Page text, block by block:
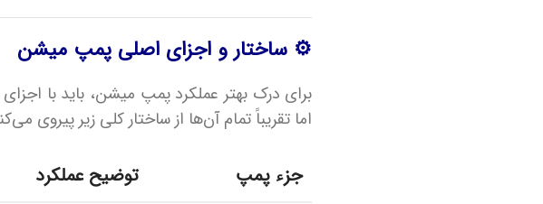
⚙️ ساختار و اجزای اصلی پمپ میشن
برای درک بهتر عملکرد پمپ میشن، باید با
اما تقریباً تمام آن‌ها از ساختار کلی زیر پیروی
جزء پمپ توضیح عملکرد